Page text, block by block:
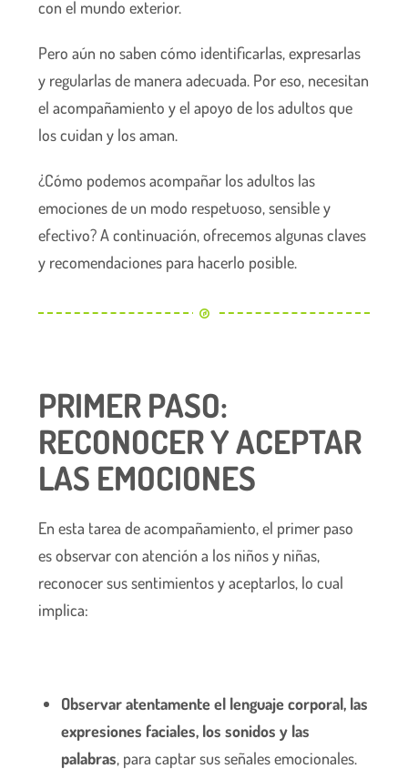
con el mundo exterior.
Pero aún no saben cómo identificarlas, expresarlas
y regularlas de manera adecuada. Por eso, necesitan
el acompañamiento y el apoyo de los adultos que
los cuidan y los aman.
¿Cómo podemos acompañar los adultos las
emociones de un modo respetuoso, sensible y
efectivo? A continuación, ofrecemos algunas claves
y recomendaciones para hacerlo posible.
PRIMER PASO:
RECONOCER Y ACEPTAR
LAS EMOCIONES
En esta tarea de acompañamiento, el primer paso
es observar con atención a los niños y niñas,
reconocer sus sentimientos y aceptarlos, lo cual
implica:
Observar atentamente el lenguaje corporal, las
expresiones faciales, los sonidos y las
palabras, para captar sus señales emocionales.